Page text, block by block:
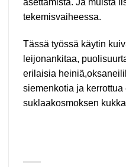
tekemisvaiheessa.
Tässä työssä käytin
leijonankitaa,
erilaisia
siemenkotia ja kerrottua
suklaakosmoksen